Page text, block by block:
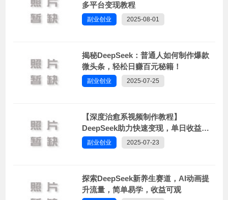
多平台变现教程
副业创业 2025-08-01
揭秘DeepSeek：普通人如何制作爆款
微头条，轻松日赚百元秘籍！
副业创业 2025-07-25
【深度治愈系视频制作教程】
DeepSeek助力快速变现，单日收益破
千！
副业创业 2025-07-23
探索DeepSeek新养生赛道，AI动画提
升流量，简单易学，收益可观